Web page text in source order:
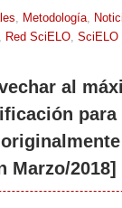
, Metodología,
, Red SciELO, SciELO
al
Marzo/2018]